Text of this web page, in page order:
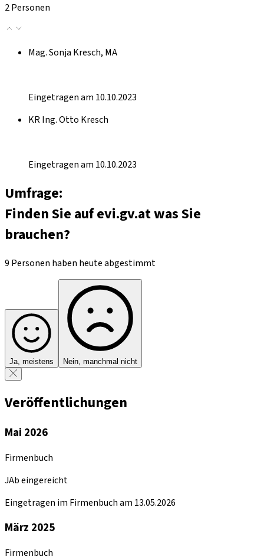
2 Personen
Mag. Sonja Kresch, MA
Eingetragen am 10.10.2023
KR Ing. Otto Kresch
Eingetragen am 10.10.2023
Umfrage:
Finden Sie auf evi.gv.at was Sie
brauchen?
9 Personen haben heute abgestimmt
Ja, meistens Nein, manchmal nicht
Veröffentlichungen
Mai 2026
Firmenbuch
JAb eingereicht
Eingetragen im Firmenbuch am 13.05.2026
März 2025
Firmenbuch